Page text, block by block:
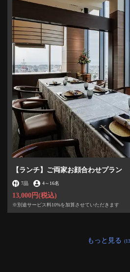
【ランチ】ご両家お顔合わせプラン
7品 4～ 16名
13,000円(税込)
※別途サービス料10%を加算させていただきます
もっと見る
閉じる